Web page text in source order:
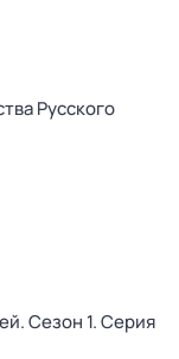
Русского
. Сезон 1. Серия